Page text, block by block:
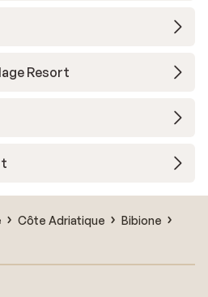
Resort
Côte Adriatique
Bibione